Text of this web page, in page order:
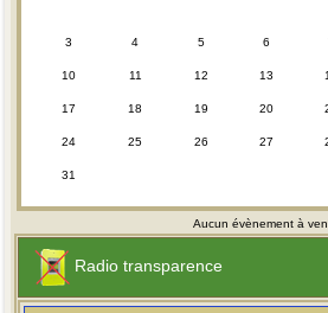
3 4 5 6
10 11 12 13
17 18 19 20
24 25 26 27
31
Aucun évènement à
Radio transparence